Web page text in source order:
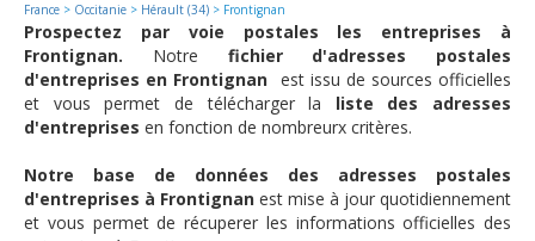
France > Occitanie > Hérault (34) > Frontignan
Prospectez par voie postales les entreprises à
Frontignan. Notre fichier d'adresses postales
d'entreprises en Frontignan est issu de sources officielles
et vous permet de télécharger la liste des adresses
d'entreprises en fonction de nombreurx critères.
Notre base de données des adresses postales
d'entreprises à Frontignan est mise à jour quotidiennement
et vous permet de récuperer les informations officielles des